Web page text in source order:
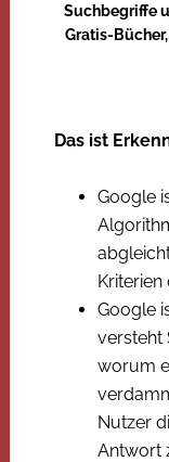
Suchbegriffe
Gratis-
Das ist
Google
Kriterien
Google
versteht
worum
Nutzer
Antwort